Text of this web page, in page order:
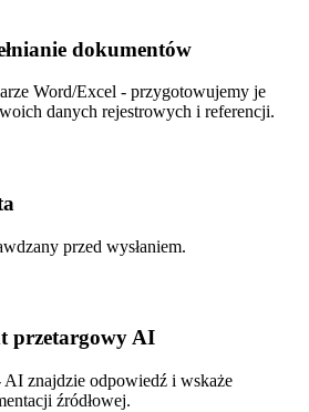
dokumentów
Word/Excel - przygotowujemy je
danych rejestrowych i referencji.
przed wysłaniem.
przetargowy AI
AI znajdzie odpowiedź i wskaże
źródłowej.